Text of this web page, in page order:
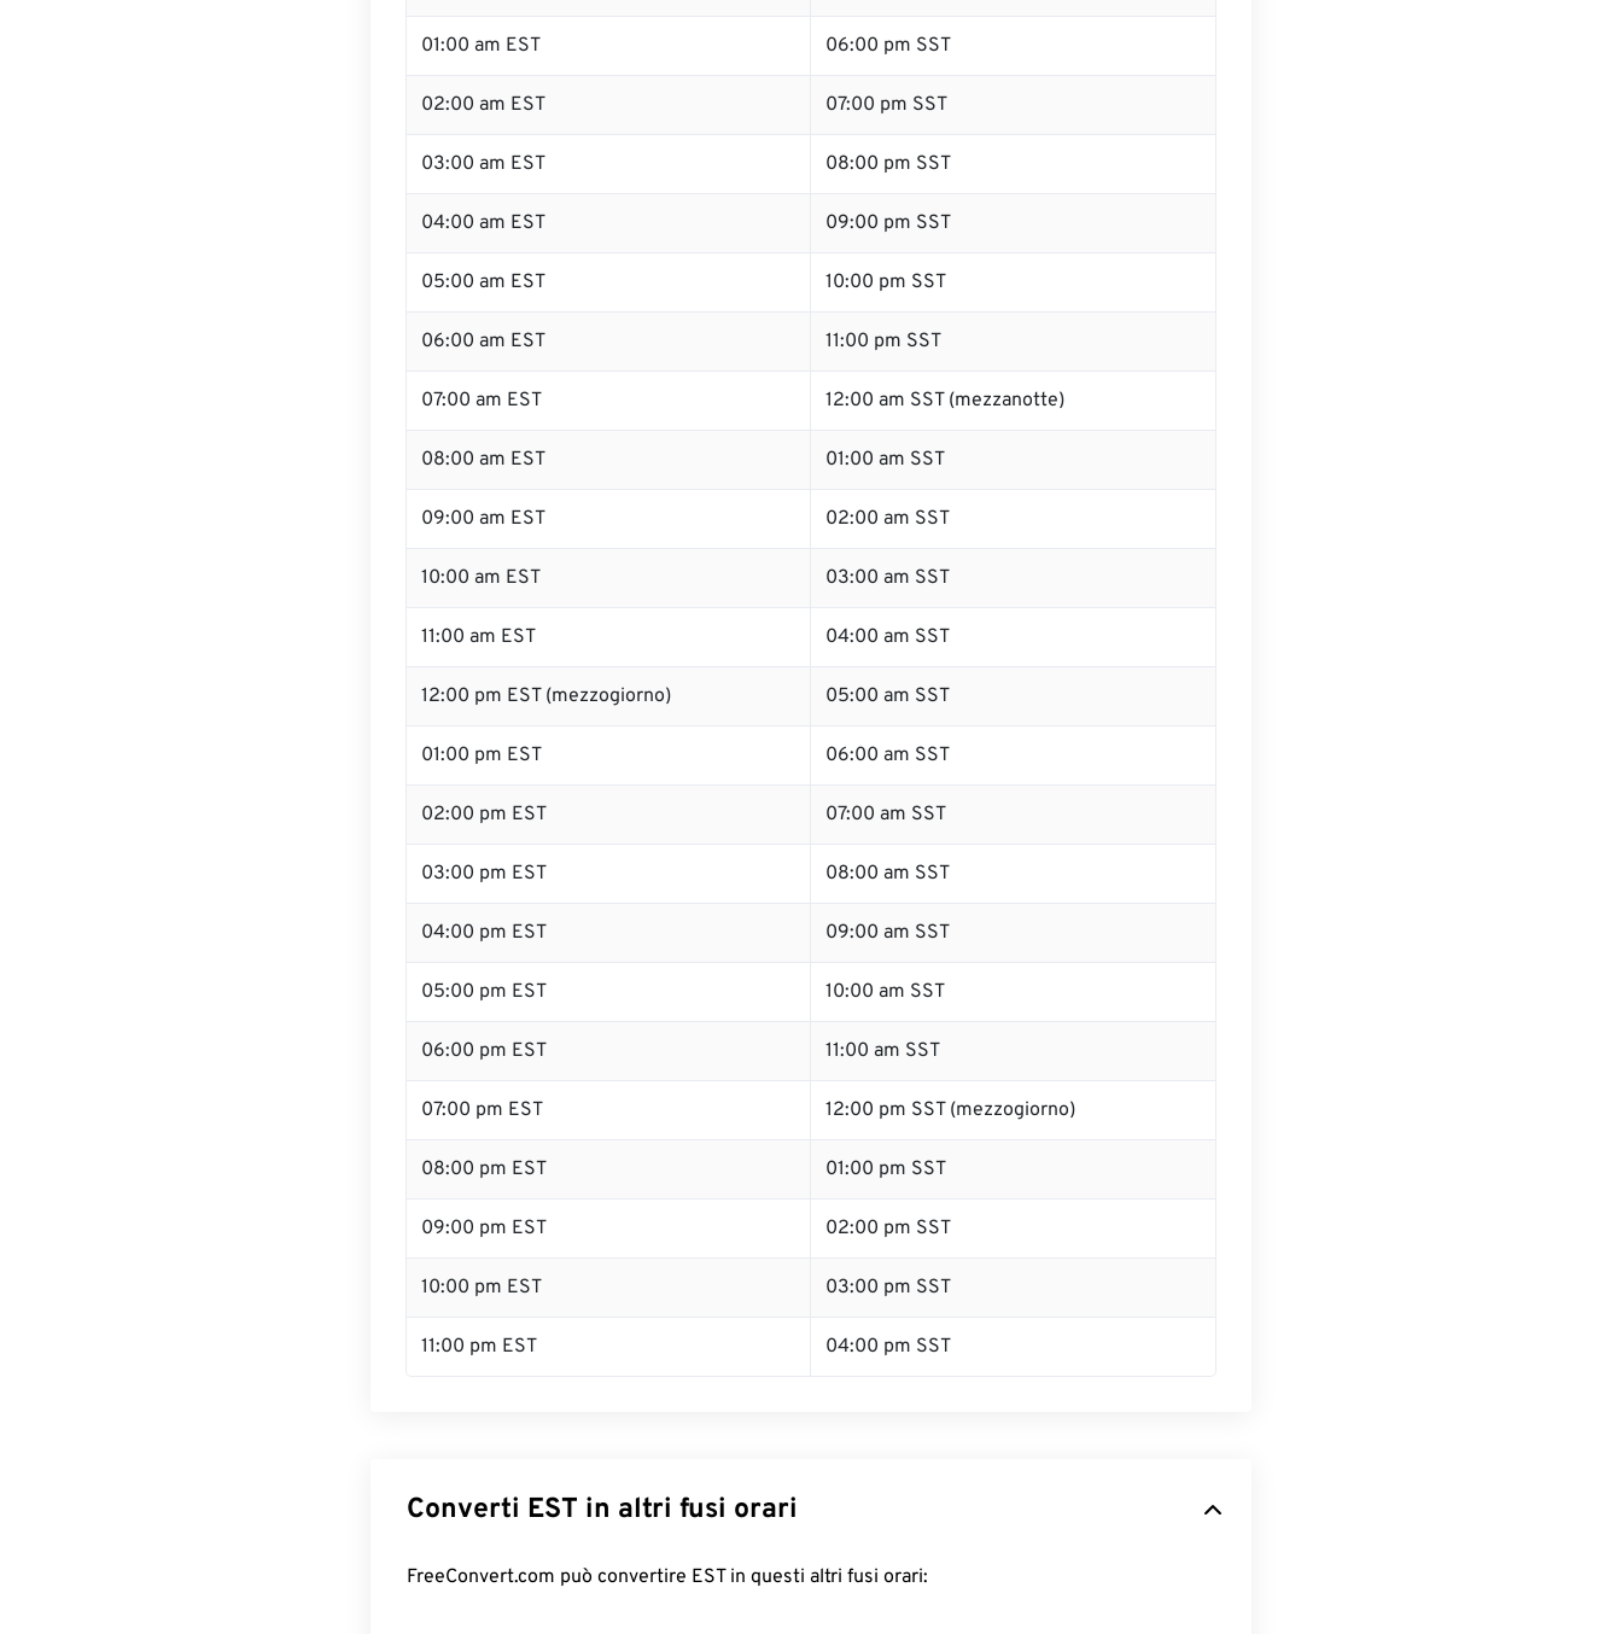
01:00 am EST 06:00 pm SST
02:00 am EST 07:00 pm SST
03:00 am EST 08:00 pm SST
04:00 am EST 09:00 pm SST
05:00 am EST 10:00 pm SST
06:00 am EST 11:00 pm SST
07:00 am EST 12:00 am SST (mezzanotte)
08:00 am EST 01:00 am SST
09:00 am EST 02:00 am SST
10:00 am EST 03:00 am SST
11:00 am EST 04:00 am SST
12:00 pm EST (mezzogiorno) 05:00 am SST
01:00 pm EST 06:00 am SST
02:00 pm EST 07:00 am SST
03:00 pm EST 08:00 am SST
04:00 pm EST 09:00 am SST
05:00 pm EST 10:00 am SST
06:00 pm EST 11:00 am SST
07:00 pm EST 12:00 pm SST (mezzogiorno)
08:00 pm EST 01:00 pm SST
09:00 pm EST 02:00 pm SST
10:00 pm EST 03:00 pm SST
11:00 pm EST 04:00 pm SST
Converti EST in altri fusi orari
FreeConvert.com può convertire EST in questi altri fusi orari: